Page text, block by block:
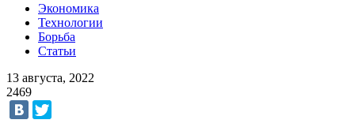
Экономика
Технологии
Борьба
Статьи
13 августа, 2022
2469